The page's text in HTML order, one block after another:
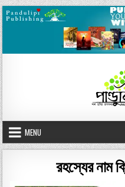
Skip
to
content
MENU
রহস্যের নাম